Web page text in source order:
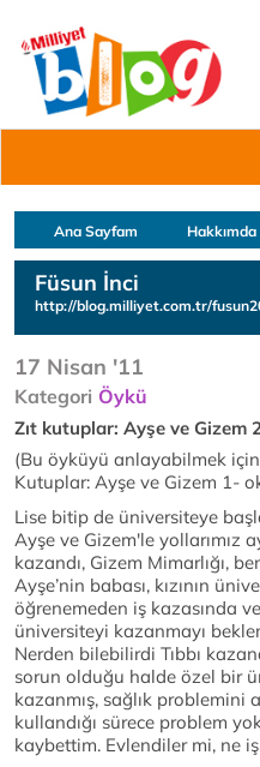
Ana Sayfam Hakkımda
Füsun İnci
http://blog.milliyet.com.tr/
17 Nisan '11
Kategori Öykü
Zıt kutuplar: Ayşe ve Gizem
(Bu öyküyü anlayabilmek
Kutuplar: Ayşe ve Gizem 1-
Lise bitip de üniversiteye
Ayşe ve Gizem'le yollarımız
kazandı, Gizem Mimarlığı,
Ayşe’nin babası, kızının
öğrenemeden iş kazasında
üniversiteyi kazanmayı
Nerden bilebilirdi Tıbbı
sorun olduğu halde özel bir
kazanmış, sağlık problemini
kullandığı sürece problem
kaybettim. Evlendiler mi, ne